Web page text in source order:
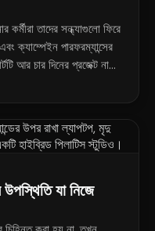
তাদের সন্ধ্যাগুলো ফিরে
ক্যাম্পেইন পারফরম্যান্সের
আর চার দিনের প্রজেক্ট না
উপস্থিতি যা নিজে